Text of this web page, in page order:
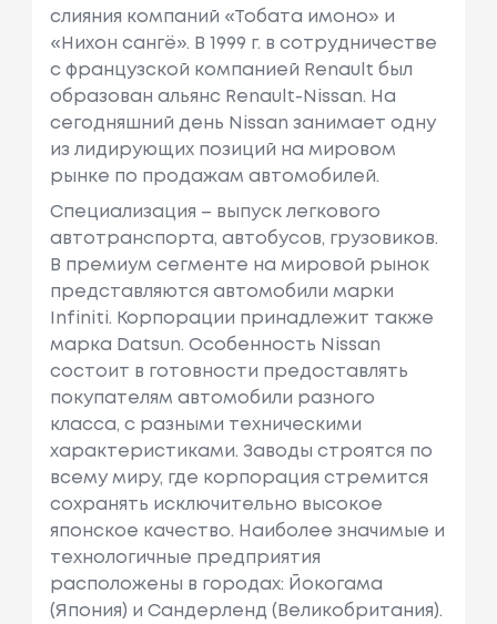
слияния компаний «Тобата имоно» и
«Нихон сангё». В 1999 г. в сотрудничестве
с французcкой компанией Renault был
образован альянс Renault-Nissan. На
сегодняшний день Nissan занимает одну
из лидирующих позиций на мировом
рынке по продажам автомобилей.
Специализация – выпуск легкового
автотранспорта, автобусов, грузовиков.
В премиум сегменте на мировой рынок
представляются автомобили марки
Infiniti. Корпорации принадлежит также
марка Datsun. Особенность Nissan
состоит в готовности предоставлять
покупателям автомобили разного
класса, с разными техническими
характеристиками. Заводы строятся по
всему миру, где корпорация стремится
сохранять исключительно высокое
японское качество. Наиболее значимые и
технологичные предприятия
расположены в городах: Йокогама
(Япония) и Сандерленд (Великобритания).